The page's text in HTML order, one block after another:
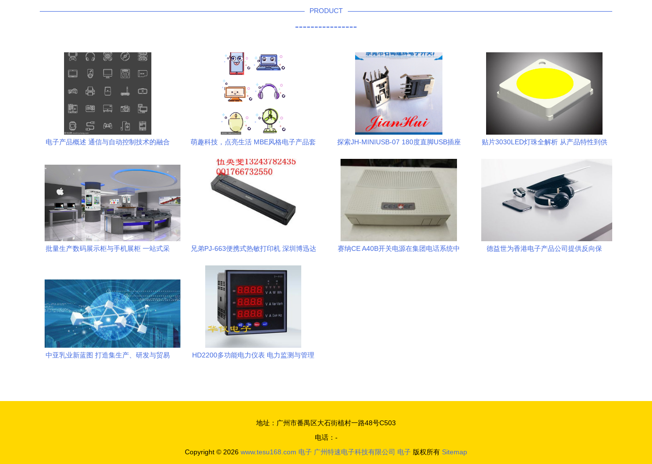
PRODUCT
----------------
电子产品概述 通信与自动控制技术的融合
萌趣科技，点亮生活 MBE风格电子产品套
探索JH-MINIUSB-07 180度直脚USB插座
贴片3030LED灯珠全解析 从产品特性到供
批量生产数码展示柜与手机展柜 一站式采
兄弟PJ-663便携式热敏打印机 深圳博迅达
赛纳CE A40B开关电源在集团电话系统中
德益世为香港电子产品公司提供反向保
中亚乳业新蓝图 打造集生产、研发与贸易
HD2200多功能电力仪表 电力监测与管理
地址：广州市番禺区大石街植村一路48号C503
电话：-
Copyright © 2026 www.tesu168.com 电子 广州特速电子科技有限公司 电子 版权所有 Sitemap